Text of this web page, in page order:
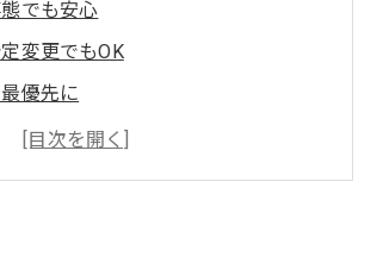
でも安心
変更でもOK
優先に
応
に強い味方